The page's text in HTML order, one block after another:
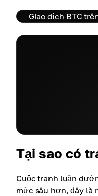
Giao dịch BTC
Tại sao có
Cuộc tranh luận
mức sâu hơn, đây là